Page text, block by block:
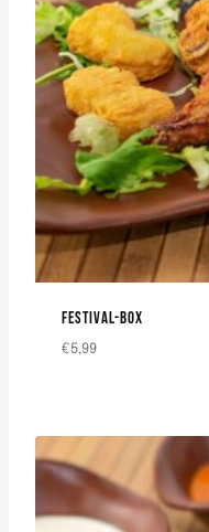
FESTIVAL-BOX
€5,99